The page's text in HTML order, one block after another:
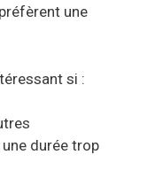
une
si :
durée trop